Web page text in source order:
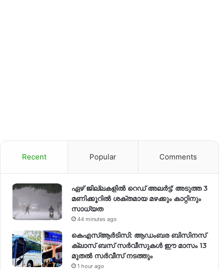
Recent Popular Comments
ഏഴ് ജില്ലകളില്‍ റെഡ് അലര്‍ട്ട്: അടുത്ത 3
മണിക്കൂറിൽ ശക്തമായ മഴക്കും കാറ്റിനും
സാധ്യത
44 minutes ago
കെഎസ്ആർടിസി: ആഡംബര ബിസിനസ്
ക്ലാസ് ബസ് സർവീസുകൾ ഈ മാസം 13
മുതൽ സർവീസ് നടത്തും
1 hour ago